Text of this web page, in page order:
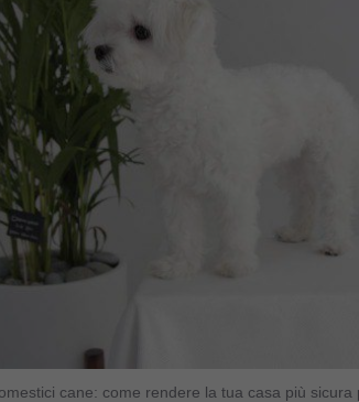
cane: come rendere la tua casa più sicura